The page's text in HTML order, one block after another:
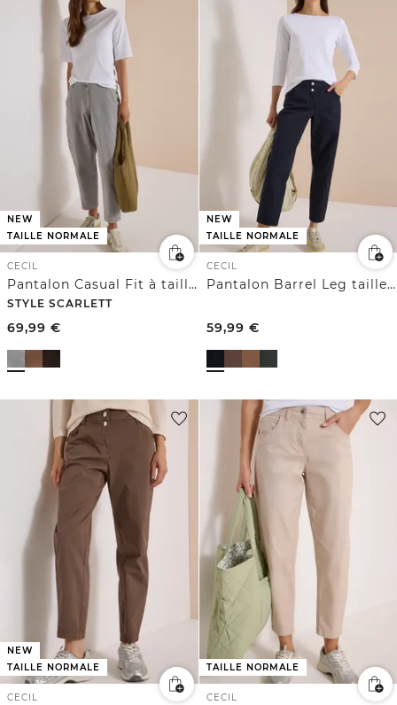
NEW
TAILLE NORMALE
CECIL
Pantalon Casual Fit à taille mi-haute et jambes larges
STYLE SCARLETT
69,99 €
NEW
TAILLE NORMALE
CECIL
Pantalon Barrel Leg taille mi-haute
59,99 €
NEW
TAILLE NORMALE
CECIL
TAILLE NORMALE
CECIL